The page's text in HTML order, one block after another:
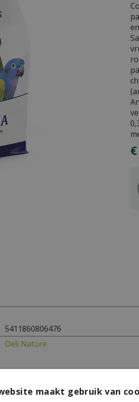
€
5411860806476
Deli Nature
maakt gebruik van